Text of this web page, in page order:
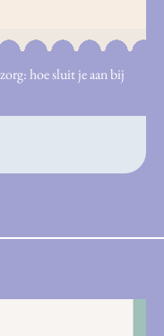
hoe sluit je aan bij